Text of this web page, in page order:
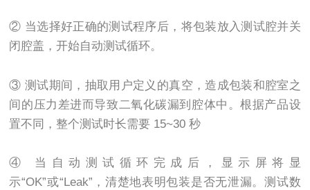
② 当选择好正确的测试程序后，将包装放入测试腔并关
闭腔盖，开始自动测试循环。
③ 测试期间，抽取用户定义的真空，造成包装和腔室之
间的压力差进而导致二氧化碳漏到腔体中。根据产品设
置不同，整个测试时长需要 15~30 秒
④ 当自动测试循环完成后，显示屏将显
示“OK”或“Leak”，清楚地表明包装是否无泄漏。测试数